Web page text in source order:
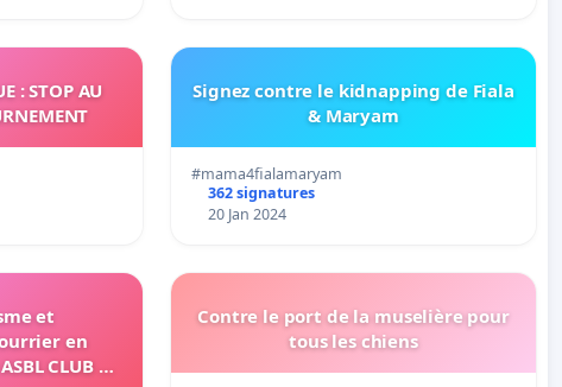
: STOP AU
Signez contre le kidnapping de Fiala
& Maryam
#mama4fialamaryam
362 signatures
20 Jan 2024
et
en
CLUB DE
Contre le port de la muselière pour
tous les chiens